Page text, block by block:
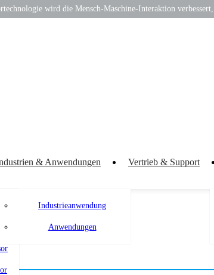
wird die Mensch-Maschine-Interaktion verbessert,
& Anwendungen
Industrieanwendung
Anwendungen
Vertrieb & Support